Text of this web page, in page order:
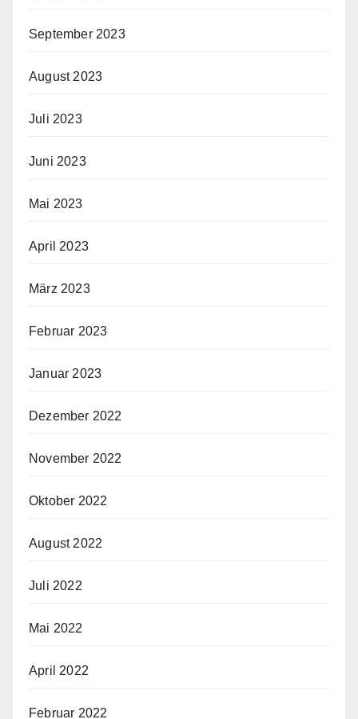
September 2023
August 2023
Juli 2023
Juni 2023
Mai 2023
April 2023
März 2023
Februar 2023
Januar 2023
Dezember 2022
November 2022
Oktober 2022
August 2022
Juli 2022
Mai 2022
April 2022
Februar 2022